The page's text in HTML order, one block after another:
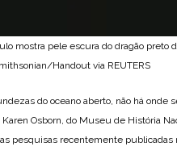
mostra pele escura do dragão preto
Handout via REUTERS
do oceano aberto, não há
Karen Osborn, do Museu de História
pesquisas recentemente publicadas